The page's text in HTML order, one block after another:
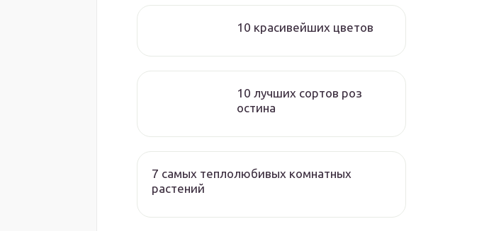
10 красивейших цветов
10 лучших сортов роз
остина
7 самых теплолюбивых комнатных
растений